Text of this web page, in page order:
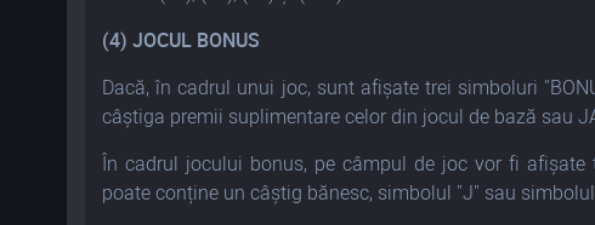
(4) JOCUL BONUS
Dacă, în cadrul unui joc, sunt afișate trei simboluri
câștiga premii suplimentare celor din jocul de bază sau
În cadrul jocului bonus, pe câmpul de joc vor fi afișate
poate conține un câștig bănesc, simbolul "J" sau simbolul